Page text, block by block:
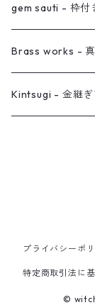
真鍮イヤーカフ
ピアス
イヤーカフ
バングル
リング
ネックレス
イヤーカフ
ピアス
リング
ネックレス
gem sauti - 枠付
ピアス
ネックレス
Brass works -
リング
バングル
Kintsugi - 金継ぎ
プライバシーポ
特定商取引法に
©